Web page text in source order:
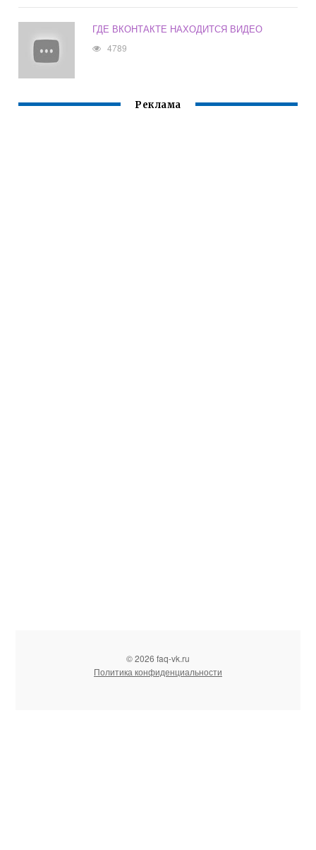
ГДЕ ВКОНТАКТЕ НАХОДИТСЯ ВИДЕО
4789
Реклама
© 2026 faq-vk.ru
Политика конфиденциальности